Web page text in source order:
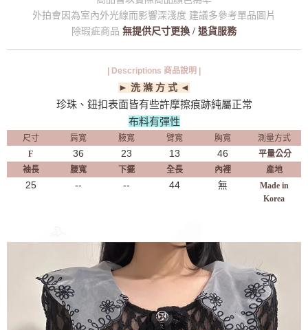
外拍會因為室內外光線而影響深淺度 建議多參考單品圖片
除瑕疵商品 無提供尺寸更換 / 退貨服務
| Descriptions 商品說明 |
► 洗 滌 方 式 ◄
珍珠、鈕扣表面皆有些許摩擦痕跡純屬正常
布料有彈性
尺寸 肩寬 腋寬 臂寬 胸寬
測量方式
F
36 23 13 46
平量公分
袖長
腰寬 下擺 全長 內裡 產地
25 -- -- 44 無
Made in
Korea